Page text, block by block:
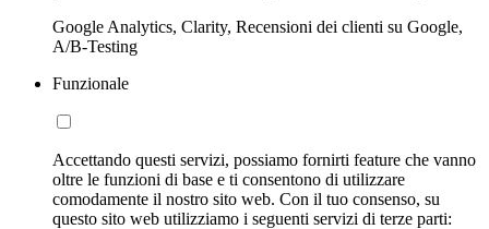
Google Analytics, Clarity, Recensioni dei clienti su Google,
A/B-Testing
Funzionale
Accettando questi servizi, possiamo fornirti feature che vanno
oltre le funzioni di base e ti consentono di utilizzare
comodamente il nostro sito web. Con il tuo consenso, su
questo sito web utilizziamo i seguenti servizi di terze parti: